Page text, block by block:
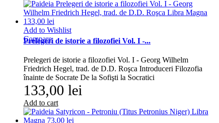
Add to Wishlist
Compare
Prelegeri de istorie a filozofiei Vol. I -...
Prelegeri de istorie a filozofiei Vol. I - Georg Wilhelm
Friedrich Hegel, trad. de D.D. Roşca Introduceri Filozofia
înainte de Socrate De la Sofişti la Socratici
133,00 lei
Add to cart